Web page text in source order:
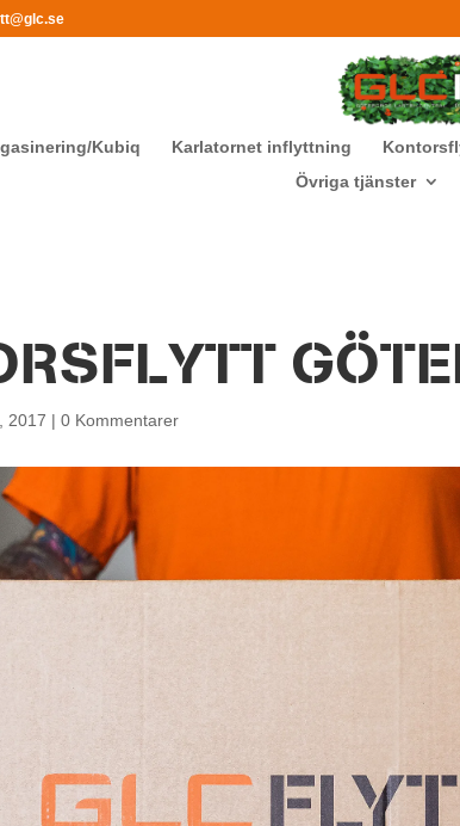
Kubiq Karlatornet inflyttning
Övriga tjänster
2017 |0 Kommentarer